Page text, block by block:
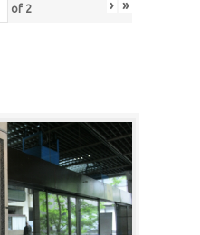
of 2 › »